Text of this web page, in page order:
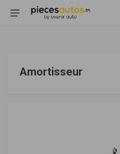
Amortisseur